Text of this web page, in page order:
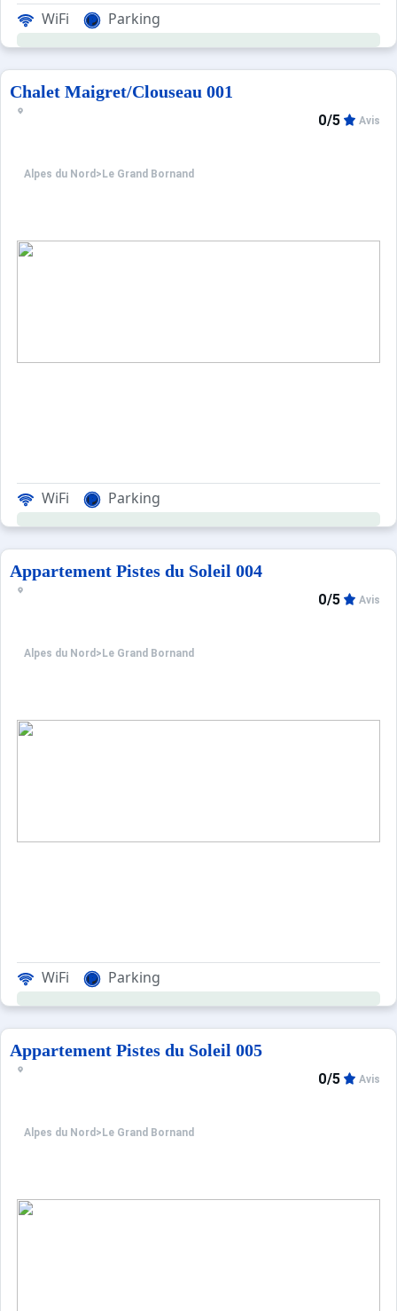
WiFi Parking
Chalet Maigret/Clouseau 001
Alpes du Nord > Le Grand Bornand
0/5 Avis
WiFi Parking
Appartement Pistes du Soleil 004
Alpes du Nord > Le Grand Bornand
0/5 Avis
WiFi Parking
Appartement Pistes du Soleil 005
Alpes du Nord > Le Grand Bornand
0/5 Avis